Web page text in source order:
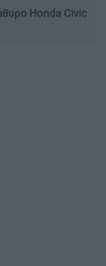
Honda Civic